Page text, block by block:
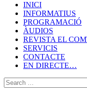
INICI
INFORMATIUS
PROGRAMACIÓ
ÀUDIOS
REVISTA EL
SERVICIS
CONTACTE
EN DIRECTE…